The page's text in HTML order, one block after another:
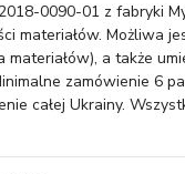
0090-01 z fabryki
materiałów. Możliwa
a także
zamówienie 6
całej Ukrainy.